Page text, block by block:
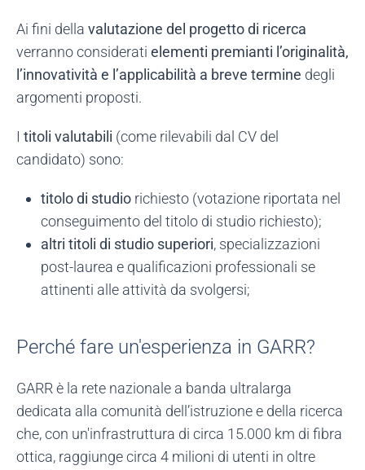
Ai fini della valutazione del progetto di ricerca
verranno considerati elementi premianti l’originalità,
l’innovatività e l’applicabilità a breve termine degli
argomenti proposti.
I titoli valutabili (come rilevabili dal CV del
candidato) sono:
titolo di studio richiesto (votazione riportata nel
conseguimento del titolo di studio richiesto);
altri titoli di studio superiori, specializzazioni
post-laurea e qualificazioni professionali se
attinenti alle attività da svolgersi;
Perché fare un'esperienza in GARR?
GARR è la rete nazionale a banda ultralarga
dedicata alla comunità dell’istruzione e della ricerca
che, con un'infrastruttura di circa 15.000 km di fibra
ottica, raggiunge circa 4 milioni di utenti in oltre